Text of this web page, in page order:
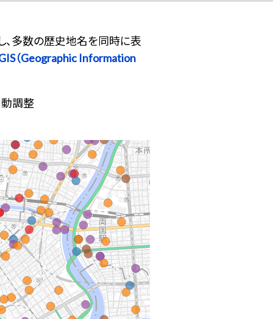
、多数の歴史地名を同時に表
（Geographic Information
調整